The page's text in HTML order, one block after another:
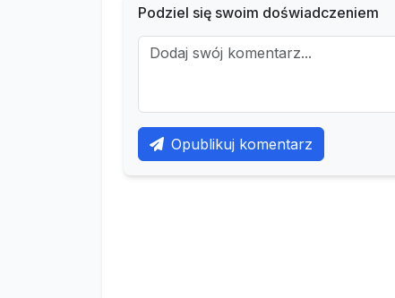
Podziel się swoim doświadczeniem
Opublikuj komentarz